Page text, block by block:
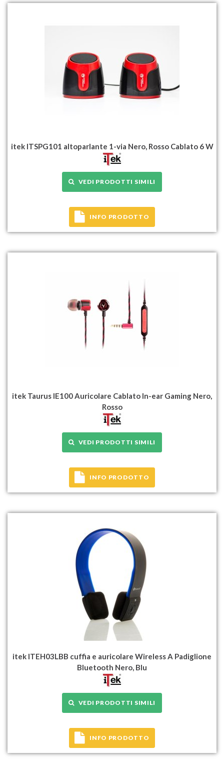
itek ITSPG101 altoparlante 1-via Nero, Rosso Cablato 6 W
VEDI PRODOTTI SIMILI
INFO PRODOTTO
itek Taurus IE100 Auricolare Cablato In-ear Gaming Nero,
Rosso
VEDI PRODOTTI SIMILI
INFO PRODOTTO
itek ITEH03LBB cuffia e auricolare Wireless A Padiglione
Bluetooth Nero, Blu
VEDI PRODOTTI SIMILI
INFO PRODOTTO